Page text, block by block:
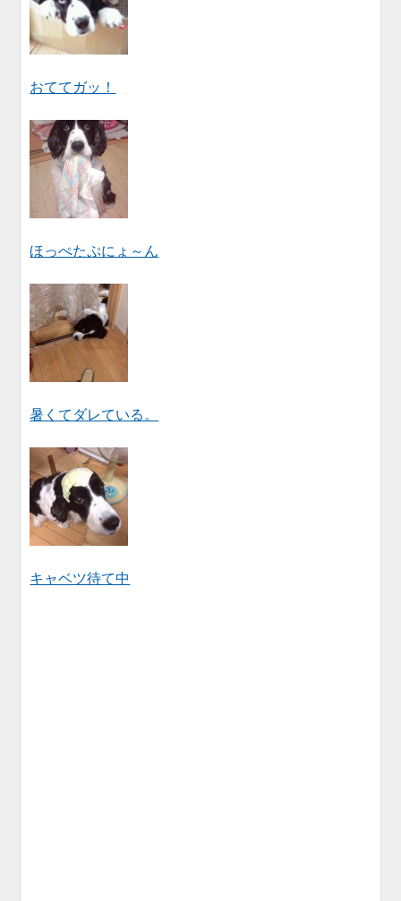
おててガッ！
ほっぺたぷにょ～ん
暑くてダレている。
キャベツ待て中